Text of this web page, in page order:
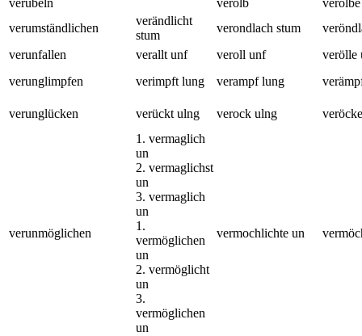
verübeln
verolb
verölbe
verumständlichen
verändlicht
stum
verondlach stum
verunfallen
verallt unf veroll unf
verölle
verunglimpfen
verimpft lung verampf lung
verunglücken verückt ulng verock ulng
verunmöglichen
1. vermaglich
un
2. vermaglichst
un
3. vermaglich
un
1.
vermöglichen
un
2. vermöglicht
un
3.
vermöglichen
un
vermochlichte un